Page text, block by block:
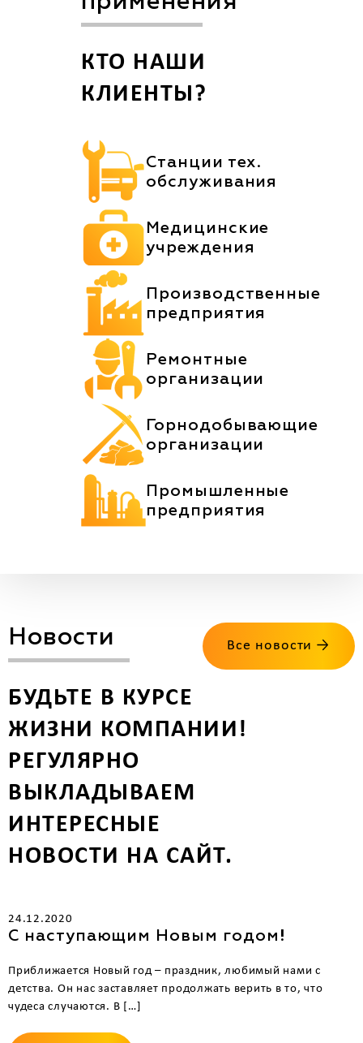
КТО НАШИ
КЛИЕНТЫ?
Станции тех.
обслуживания
Медицинские
учреждения
Производственные
предприятия
Ремонтные
организации
Горнодобывающие
организации
Промышленные
предприятия
Новости Все новости →
БУДЬТЕ В КУРСЕ
ЖИЗНИ КОМПАНИИ!
РЕГУЛЯРНО
ВЫКЛАДЫВАЕМ
ИНТЕРЕСНЫЕ
НОВОСТИ НА САЙТ.
24.12.2020
С наступающим Новым годом!
Приближается Новый год – праздник, любимый нами с
детства. Он нас заставляет продолжать верить в то, что
чудеса случаются. В […]